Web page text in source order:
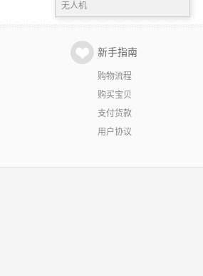
无人机
新手指南
购物流程
购买宝贝
支付货款
用户协议